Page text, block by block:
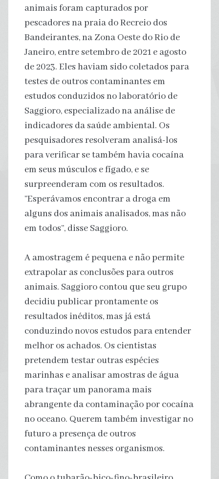
animais foram capturados por
pescadores na praia do Recreio dos
Bandeirantes, na Zona Oeste do Rio de
Janeiro, entre setembro de 2021 e agosto
de 2023. Eles haviam sido coletados para
testes de outros contaminantes em
estudos conduzidos no laboratório de
Saggioro, especializado na análise de
indicadores da saúde ambiental. Os
pesquisadores resolveram analisá-los
para verificar se também havia cocaína
em seus músculos e fígado, e se
surpreenderam com os resultados.
“Esperávamos encontrar a droga em
alguns dos animais analisados, mas não
em todos”, disse Saggioro.
A amostragem é pequena e não permite
extrapolar as conclusões para outros
animais. Saggioro contou que seu grupo
decidiu publicar prontamente os
resultados inéditos, mas já está
conduzindo novos estudos para entender
melhor os achados. Os cientistas
pretendem testar outras espécies
marinhas e analisar amostras de água
para traçar um panorama mais
abrangente da contaminação por cocaína
no oceano. Querem também investigar no
futuro a presença de outros
contaminantes nesses organismos.